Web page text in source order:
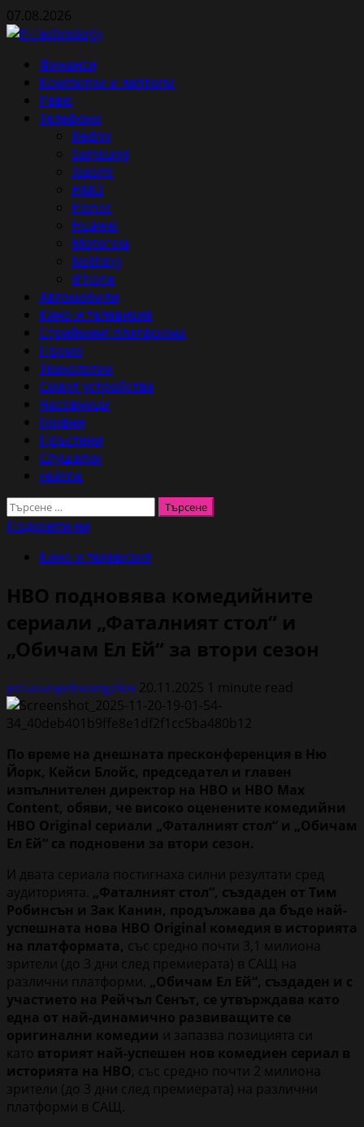
Skip
to
07.08.2026
Primary
Menu
Финанси
Компютри и лаптопи
Ревю
Телефони
Redmi
Samsung
Xiaomi
HMD
Honor
Huawei
Motorola
Nothing
iPhone
Автомобили
Кино и телевизия
Стрийминг платформи
Промо
Технологии
Смарт устройства
Часовници
Гривни
Пръстени
Слушалки
realme
Търсене
за:
Подкрепи ни
Кино и телевизия
HBO подновява комедийните
сериали „Фаталният стол“ и
„Обичам Ел Ей“ за втори сезон
petarangelovangelov 20.11.2025 1 minute read
По време на днешната пресконференция в Ню
Йорк, Кейси Блойс, председател и главен
изпълнителен директор на HBO и HBO Max
Content, обяви, че високо оценените комедийни
HBO Original сериали „Фаталният стол“ и „Обичам
Ел Ей“ са подновени за втори сезон.
И двата сериала постигнаха силни резултати сред
аудиторията. „Фаталният стол“, създаден от Тим
Робинсън и Зак Канин, продължава да бъде най-
успешната нова HBO Original комедия в историята
на платформата, със средно почти 3,1 милиона
зрители (до 3 дни след премиерата) в САЩ на
различни платформи. „Обичам Ел Ей“, създаден и с
участието на Рейчъл Сенът, се утвърждава като
една от най-динамично развиващите се
оригинални комедии и запазва позицията си
като вторият най-успешен нов комедиен сериал в
историята на HBO, със средно почти 2 милиона
зрители (до 3 дни след премиерата) на различни
платформи в САЩ.